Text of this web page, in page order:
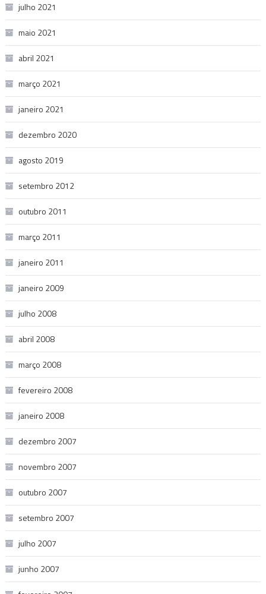
julho 2021
maio 2021
abril 2021
março 2021
janeiro 2021
dezembro 2020
agosto 2019
setembro 2012
outubro 2011
março 2011
janeiro 2011
janeiro 2009
julho 2008
abril 2008
março 2008
fevereiro 2008
janeiro 2008
dezembro 2007
novembro 2007
outubro 2007
setembro 2007
julho 2007
junho 2007